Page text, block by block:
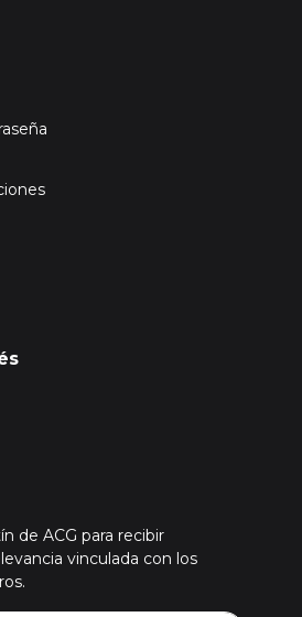
de ACG para recibir
vinculada con los